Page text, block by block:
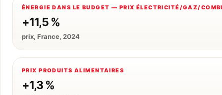
ÉNERGIE DANS LE BUDGET — PRIX ÉLECTRICITÉ/GAZ/
+11,5 %
prix, France, 2024
PRIX PRODUITS ALIMENTAIRES
+1,3 %